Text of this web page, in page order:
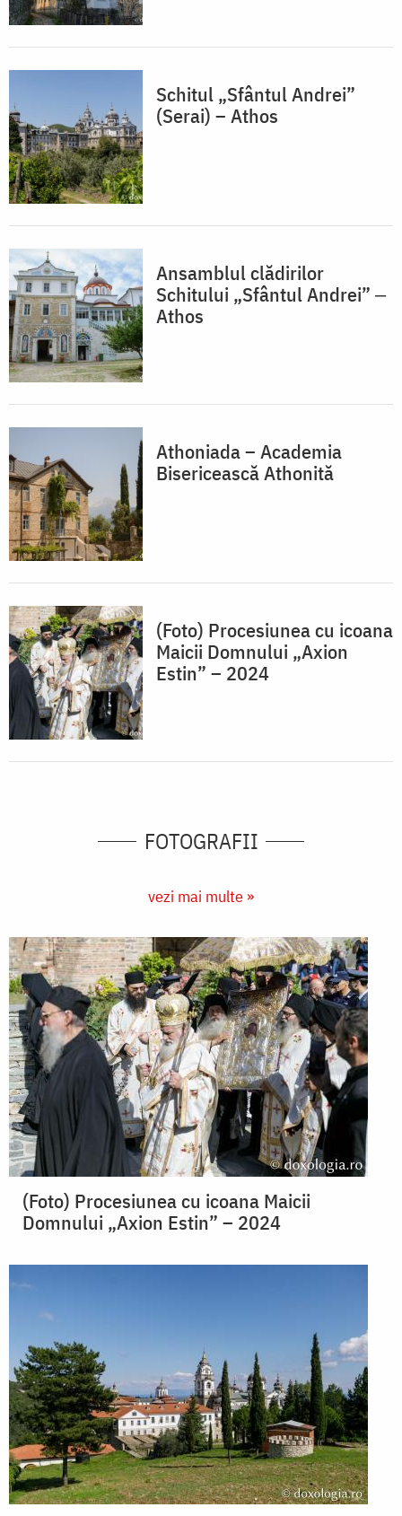
Schitul „Sfântul Andrei”
(Serai) – Athos
Ansamblul clădirilor
Schitului „Sfântul Andrei” ‒
Athos
Athoniada – Academia
Bisericească Athonită
(Foto) Procesiunea cu icoana
Maicii Domnului „Axion
Estin” – 2024
FOTOGRAFII
vezi mai multe »
(Foto) Procesiunea cu icoana Maicii
Domnului „Axion Estin” – 2024